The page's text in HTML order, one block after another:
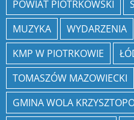
POWIAT PIOTRKOWSKI
MUZYKA
WYDARZENIA
KMP W PIOTRKOWIE
TOMASZÓW MAZOWIECKI
GMINA WOLA